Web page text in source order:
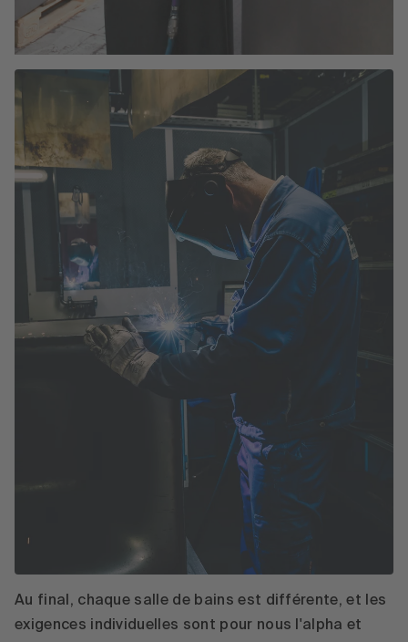
Au final, chaque salle de bains est différente, et les
exigences individuelles sont pour nous l'alpha et